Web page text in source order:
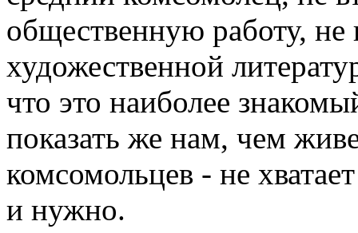
общественную работу, не
художественной
что это наиболее
показать же нам, чем
комсомольцев - не
и нужно.